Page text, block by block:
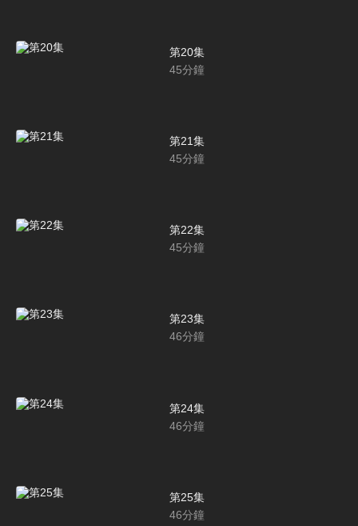
第20集
45分鐘
第21集
45分鐘
第22集
45分鐘
第23集
46分鐘
第24集
46分鐘
第25集
46分鐘